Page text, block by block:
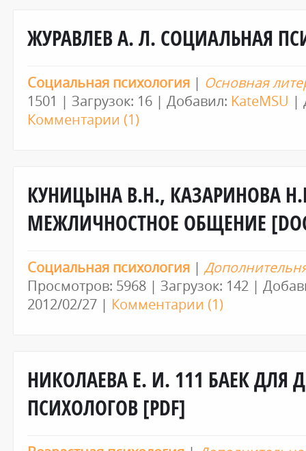
ЖУРАВЛЕВ А. Л. СОЦИАЛЬНАЯ
Социальная психология | Основная
1501 | Загрузок: 16 | Добавил: KateMSU |
Комментарии (1)
КУНИЦЫНА В.Н., КАЗАРИНОВА
МЕЖЛИЧНОСТНОЕ ОБЩЕНИЕ
Социальная психология |
Просмотров: 5968 | Загрузок: 142 |
2012/02/27 | Комментарии (1)
НИКОЛАЕВА Е. И. 111 БАЕК ДЛЯ
ПСИХОЛОГОВ [PDF]